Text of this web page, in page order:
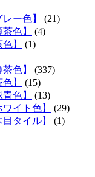
ー色】
(21)
色】
(4)
】
(1)
色】
(337)
】
(15)
色】
(13)
イト色】
(29)
タイル】
(1)